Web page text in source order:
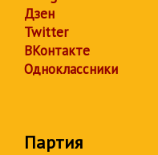
Дзен
Twitter
ВКонтакте
Одноклассники
Партия